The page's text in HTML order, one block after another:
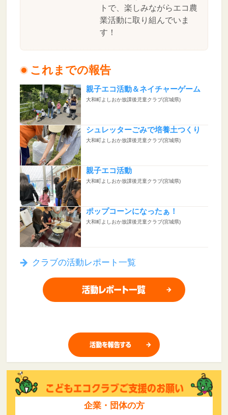
トで、楽しみながらエコ農
業活動に取り組んでいま
す！
これまでの報告
親子エコ活動＆ネイチャーゲーム
大和町よしおか放課後児童クラブ(宮城県)
シュレッターごみで培養土つくり
大和町よしおか放課後児童クラブ(宮城県)
親子エコ活動
大和町よしおか放課後児童クラブ(宮城県)
ポップコーンになったぁ！
大和町よしおか放課後児童クラブ(宮城県)
クラブの活動レポート一覧
企業・団体の方